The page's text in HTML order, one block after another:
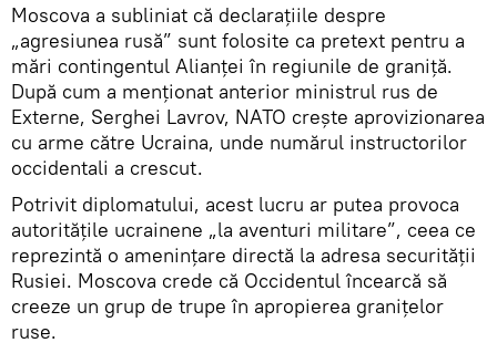
Moscova a subliniat că declaraţiile despre
„agresiunea rusă” sunt folosite ca pretext pentru a
mări contingentul Alianţei în regiunile de graniţă.
După cum a menționat anterior ministrul rus de
Externe, Serghei Lavrov, NATO crește aprovizionarea
cu arme către Ucraina, unde numărul instructorilor
occidentali a crescut.
Potrivit diplomatului, acest lucru ar putea provoca
autoritățile ucrainene „la aventuri militare”, ceea ce
reprezintă o amenințare directă la adresa securității
Rusiei. Moscova crede că Occidentul încearcă să
creeze un grup de trupe în apropierea granițelor
ruse.